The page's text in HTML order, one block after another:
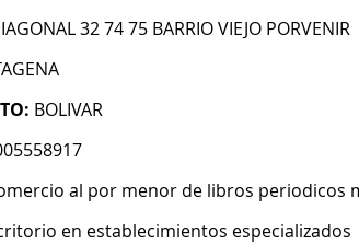
32 74 75 BARRIO VIEJO PORVENIR
BOLIVAR
al por menor de libros periodicos
en establecimientos especializados